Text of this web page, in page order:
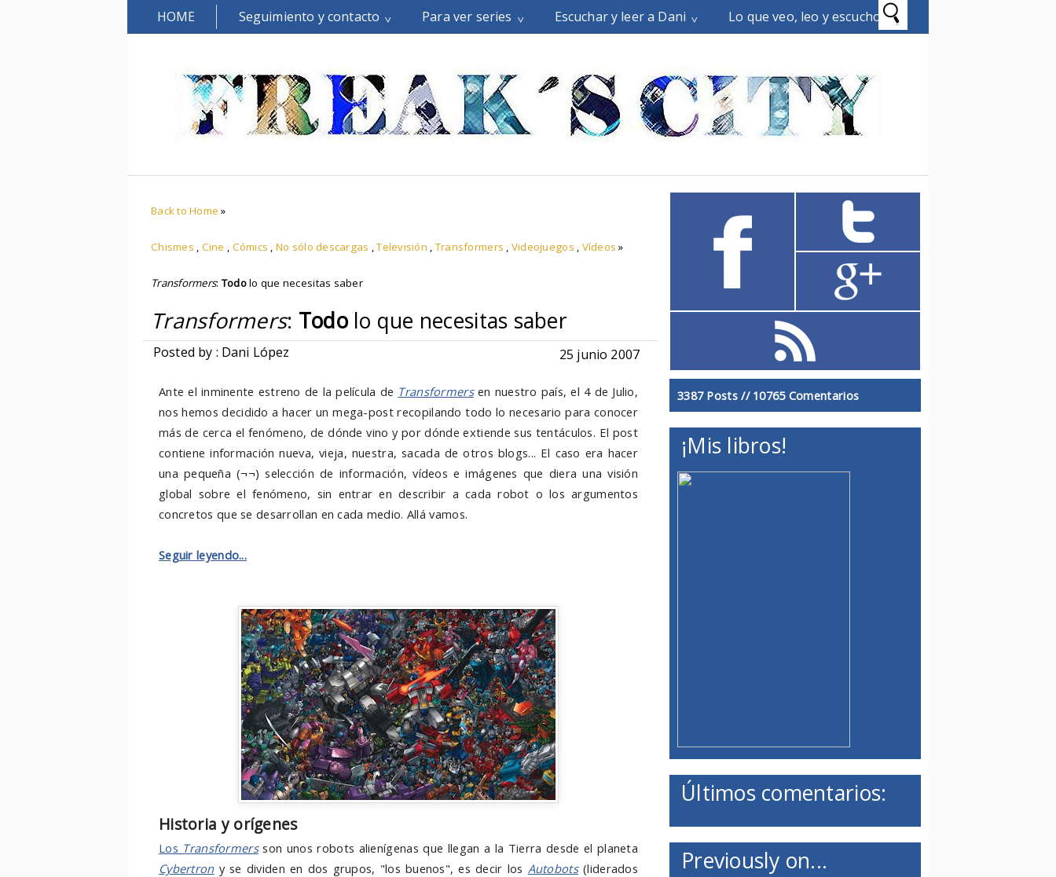
HOME Seguimiento y contacto Para ver series Escuchar y leer a Dani Lo que veo, leo y escucho
Back to Home »
Chismes , Cine , Cómics , No sólo descargas ,Televisión ,Transformers , Videojuegos , Vídeos »
Transformers:Todolo que necesitas saber
Transformers: Todolo que necesitas saber
Posted by : Dani López 25 junio 2007
Ante el inminente estreno de la película de Transformersen nuestro país, el 4 de Julio,
nos hemos decidido a hacer un mega-post recopilando todo lo necesario para conocer
más de cerca el fenómeno, de dónde vino y por dónde extiende sus tentáculos. El post
contiene información nueva, vieja, nuestra, sacada de otros blogs... El caso era hacer
una pequeña (¬¬) selección de información, vídeos e imágenes que diera una visión
global sobre el fenómeno, sin entrar en describir a cada robot o los argumentos
concretos que se desarrollan en cada medio. Allá vamos.
Seguir leyendo...
Historia y orígenes
Los Transformersson unos robots alienígenas que llegan a la Tierra desde el planeta
Cybertrony se dividen en dos grupos, "los buenos", es decir los Autobots(liderados
3387 Posts // 10765 Comentarios
¡Mis libros!
Últimos comentarios:
Previously on...